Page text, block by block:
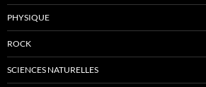
PHYSIQUE
ROCK
SCIENCES NATURELLES